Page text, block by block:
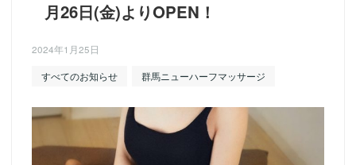
月26日(金)よりOPEN！
2024年1月25日
すべてのお知らせ
群馬ニューハーフマッサージ